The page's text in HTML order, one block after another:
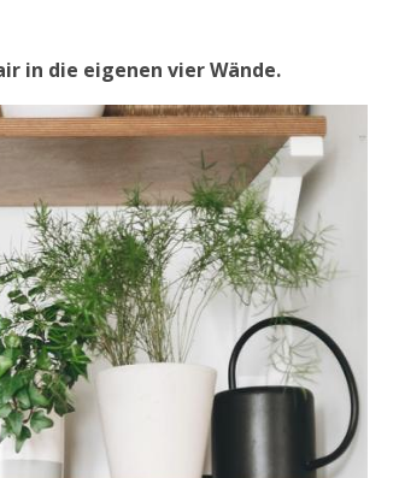
in die eigenen vier Wände.
INNENARCHITEKTUR